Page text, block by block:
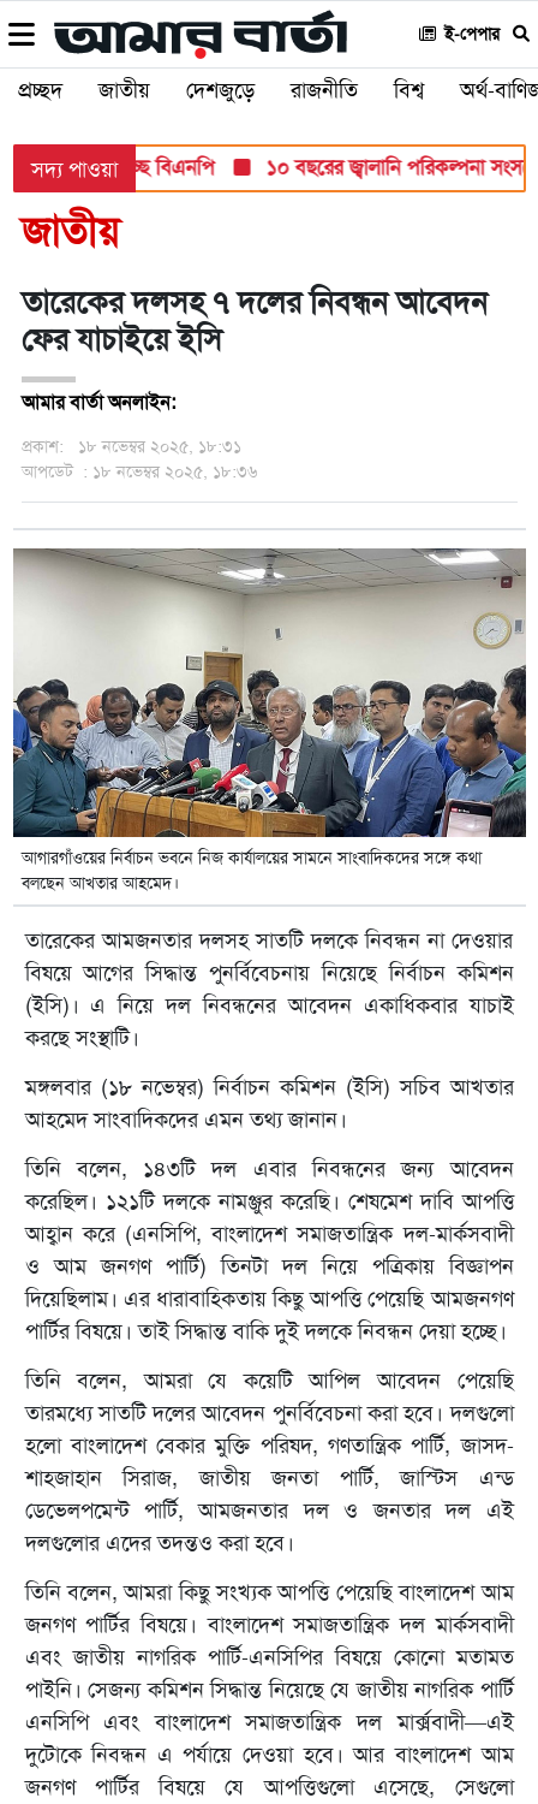
ই-পেপার
প্রচ্ছদ জাতীয় দেশজুড়ে রাজনীতি বিশ্ব অর্থ-
সদ্য পাওয়া
মনোনয়ন দিচ্ছে বিএনপি ১০ বছরের জ্বালানি পরিকল্পনা সংসদে
জাতীয়
তারেকের দলসহ ৭ দলের নিবন্ধন আবেদন
ফের যাচাইয়ে ইসি
আমার বার্তা অনলাইন:
প্রকাশ:
১৮ নভেম্বর ২০২৫, ১৮:৩১
আপডেট : ১৮ নভেম্বর ২০২৫, ১৮:৩৬
আগারগাঁওয়ের নির্বাচন ভবনে নিজ কার্যালয়ের সামনে সাংবাদিকদের সঙ্গে কথা
বলছেন আখতার আহমেদ।
তারেকের আমজনতার দলসহ সাতটি দলকে নিবন্ধন না দেওয়ার
বিষয়ে আগের সিদ্ধান্ত পুনর্বিবেচনায় নিয়েছে নির্বাচন কমিশন
(ইসি)। এ নিয়ে দল নিবন্ধনের আবেদন একাধিকবার যাচাই
করছে সংস্থাটি।
মঙ্গলবার (১৮ নভেম্বর) নির্বাচন কমিশন (ইসি) সচিব আখতার
আহমেদ সাংবাদিকদের এমন তথ্য জানান।
তিনি বলেন, ১৪৩টি দল এবার নিবন্ধনের জন্য আবেদন
করেছিল। ১২১টি দলকে নামঞ্জুর করেছি। শেষমেশ দাবি আপত্তি
আহ্বান করে (এনসিপি, বাংলাদেশ সমাজতান্ত্রিক দল-মার্কসবাদী
ও আম জনগণ পার্টি) তিনটা দল নিয়ে পত্রিকায় বিজ্ঞাপন
দিয়েছিলাম। এর ধারাবাহিকতায় কিছু আপত্তি পেয়েছি আমজনগণ
পার্টির বিষয়ে। তাই সিদ্ধান্ত বাকি দুই দলকে নিবন্ধন দেয়া হচ্ছে।
তিনি বলেন, আমরা যে কয়েটি আপিল আবেদন পেয়েছি
তারমধ্যে সাতটি দলের আবেদন পুনর্বিবেচনা করা হবে। দলগুলো
হলো বাংলাদেশ বেকার মুক্তি পরিষদ, গণতান্ত্রিক পার্টি, জাসদ-
শাহজাহান সিরাজ, জাতীয় জনতা পার্টি, জাস্টিস এন্ড
ডেভেলপমেন্ট পার্টি, আমজনতার দল ও জনতার দল এই
দলগুলোর এদের তদন্তও করা হবে।
তিনি বলেন, আমরা কিছু সংখ্যক আপত্তি পেয়েছি বাংলাদেশ আম
জনগণ পার্টির বিষয়ে। বাংলাদেশ সমাজতান্ত্রিক দল মার্কসবাদী
এবং জাতীয় নাগরিক পার্টি-এনসিপির বিষয়ে কোনো মতামত
পাইনি। সেজন্য কমিশন সিদ্ধান্ত নিয়েছে যে জাতীয় নাগরিক পার্টি
এনসিপি এবং বাংলাদেশ সমাজতান্ত্রিক দল মার্ক্সবাদী—এই
দুটোকে নিবন্ধন এ পর্যায়ে দেওয়া হবে। আর বাংলাদেশ আম
জনগণ পার্টির বিষয়ে যে আপত্তিগুলো এসেছে, সেগুলো